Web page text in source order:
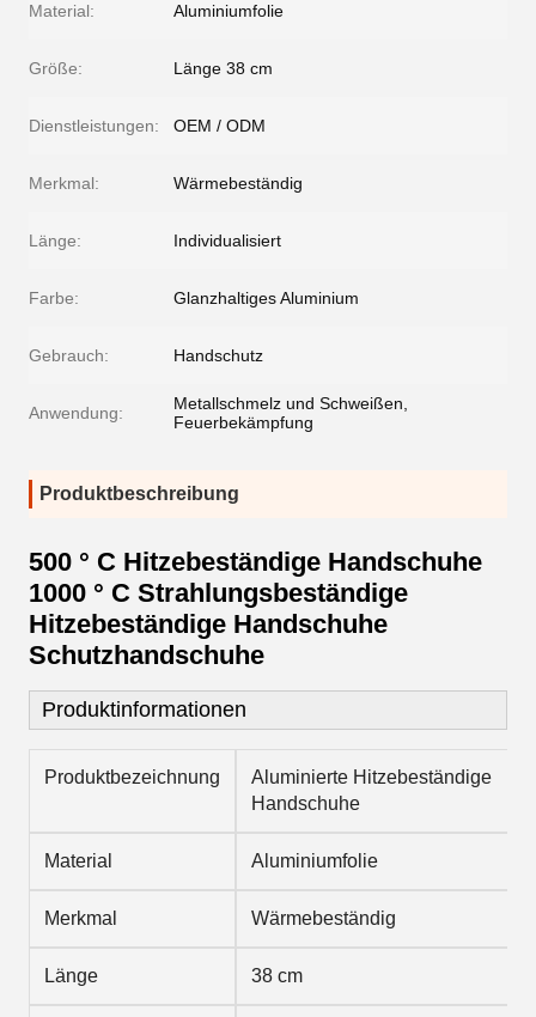
Material: Aluminiumfolie
Größe: Länge 38 cm
Dienstleistungen: OEM / ODM
Merkmal: Wärmebeständig
Länge: Individualisiert
Farbe: Glanzhaltiges Aluminium
Gebrauch: Handschutz
Anwendung:
Metallschmelz und Schweißen,
Feuerbekämpfung
Produktbeschreibung
500 ° C Hitzebeständige Handschuhe
1000 ° C Strahlungsbeständige
Hitzebeständige Handschuhe
Schutzhandschuhe
Produktinformationen
Produktbezeichnung
Aluminierte Hitzebeständige
Handschuhe
Material Aluminiumfolie
Merkmal Wärmebeständig
Länge 38 cm